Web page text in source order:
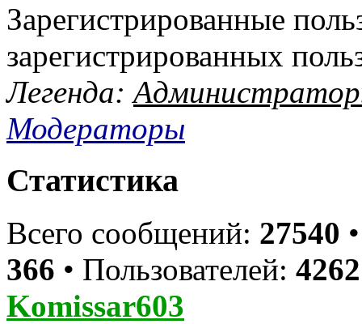
Зарегистрированные
зарегистрированных
Легенда:
Модераторы
Статистика
Всего сообщений: 27540
366 • Пользователей: 4262
Komissar603